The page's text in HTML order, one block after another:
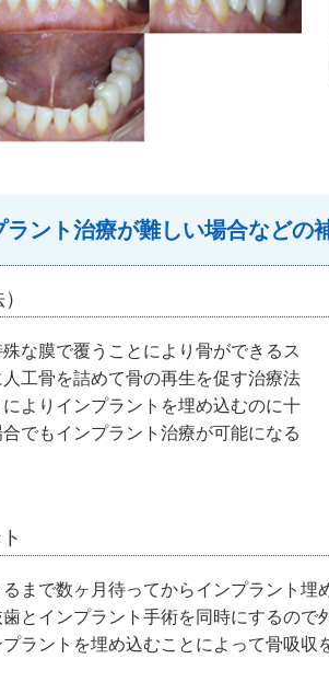
ント治療が難しい場合などの
な膜で覆うことにより骨ができるス
工骨を詰めて骨の再生を促す治療法
よりインプラントを埋め込むのに十
でもインプラント治療が可能になる
まで数ヶ月待ってからインプラント
とインプラント手術を同時にするの
ラントを埋め込むことによって骨吸収